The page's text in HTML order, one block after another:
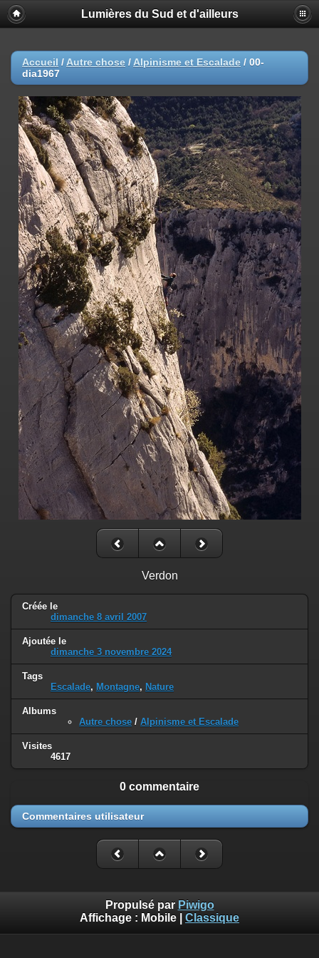
Lumières du Sud et d'ailleurs
Accueil / Autre chose / Alpinisme et Escalade / 00-
dia1967
Verdon
Créée le
dimanche 8 avril 2007
Ajoutée le
dimanche 3 novembre 2024
Tags
Escalade, Montagne, Nature
Albums
Autre chose / Alpinisme et Escalade
Visites
4617
0 commentaire
Commentaires utilisateur
Propulsé par Piwigo
Affichage : Mobile Classique